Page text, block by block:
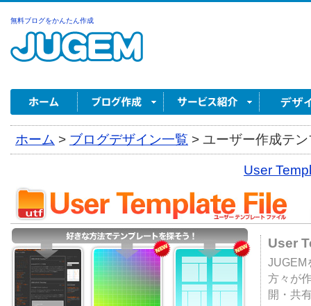
無料ブログをかんたん作成
ホーム > ブログデザイン一覧 > ユーザー作成テ
User
User
JUGEM
方々が
開・共